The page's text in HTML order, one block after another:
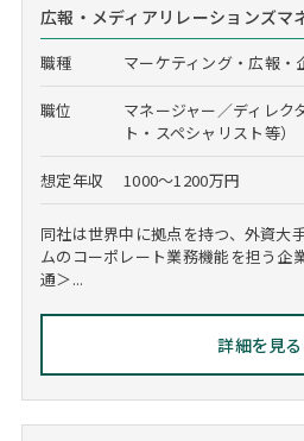
広報・メディアリレーションズマ
職種 マーケティング・広報・
職位
マネージャー／ディレク
ト・スペシャリスト等）
想定年収 1000～1200万円
同社は世界中に拠点を持つ、外資大
ムのコーポレート業務機能を担う企
通＞...
詳細を見る